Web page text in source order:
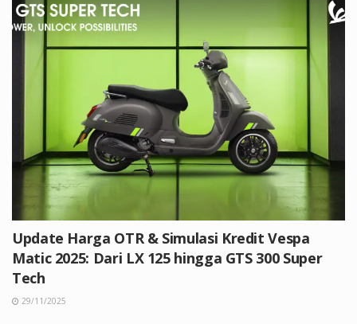
Update Harga OTR & Simulasi Kredit Vespa
Matic 2025: Dari LX 125 hingga GTS 300 Super
Tech
29/11/2025